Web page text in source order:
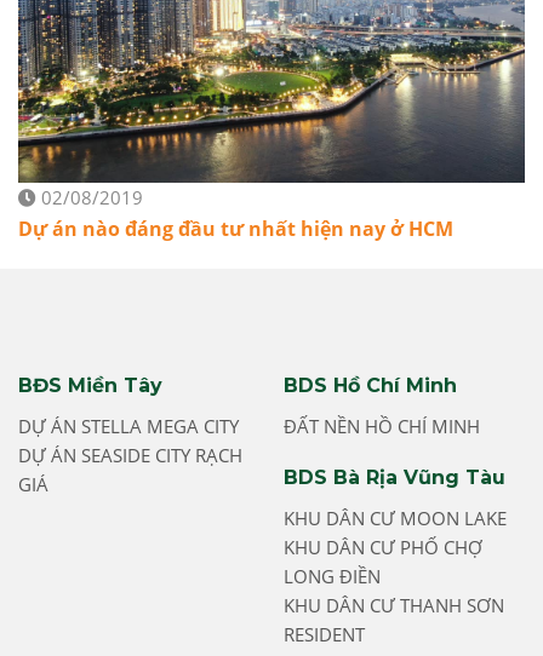
02/08/2019
Dự án nào đáng đầu tư nhất hiện nay ở HCM
BĐS Miền Tây
DỰ ÁN STELLA MEGA CITY
DỰ ÁN SEASIDE CITY RẠCH
GIÁ
BDS Hồ Chí Minh
ĐẤT NỀN HỒ CHÍ MINH
BDS Bà Rịa Vũng Tàu
KHU DÂN CƯ MOON LAKE
KHU DÂN CƯ PHỐ CHỢ
LONG ĐIỀN
KHU DÂN CƯ THANH SƠN
RESIDENT